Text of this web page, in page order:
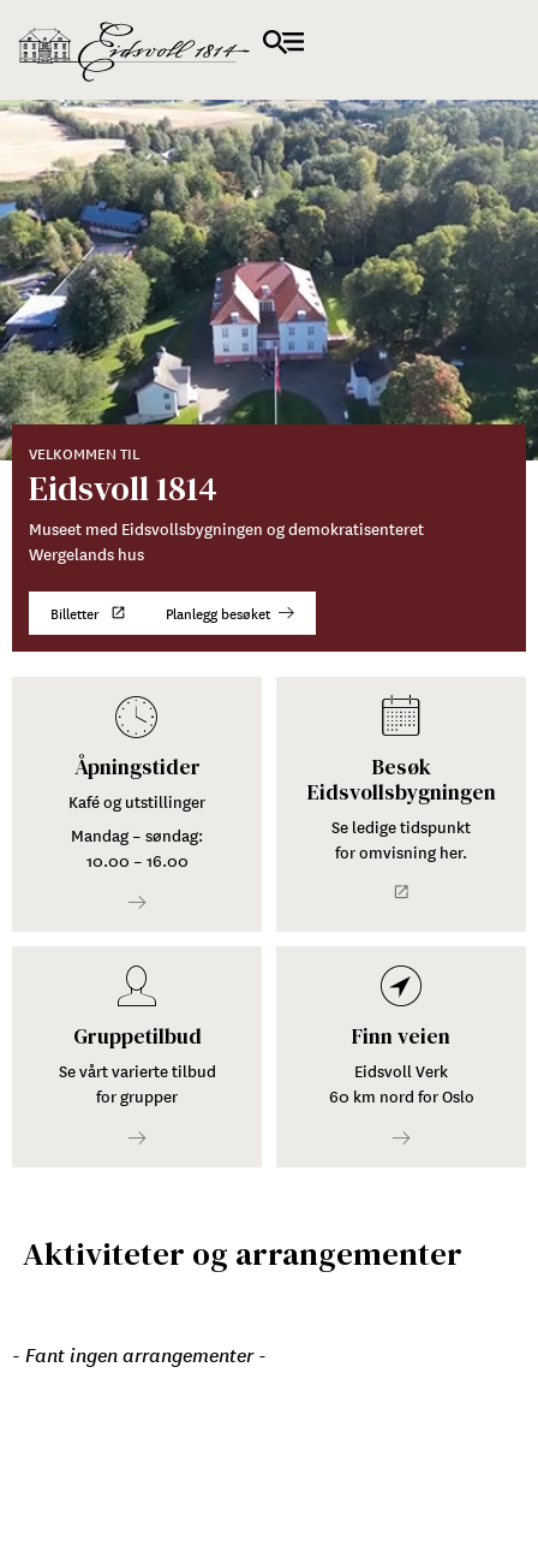
VELKOMMEN TIL
Eidsvoll 1814
Museet med Eidsvollsbygningen og demokratisenteret
Wergelands hus
Billetter Planlegg besøket
Åpningstider
Kafé og utstillinger
Mandag – søndag:
10.00 – 16.00
Besøk
Eidsvollsbygningen
Se ledige tidspunkt
for omvisning her.
Gruppetilbud
Se vårt varierte tilbud
for grupper
Finn veien
Eidsvoll Verk
60 km nord for Oslo
Aktiviteter og arrangementer
- Fant ingen arrangementer -